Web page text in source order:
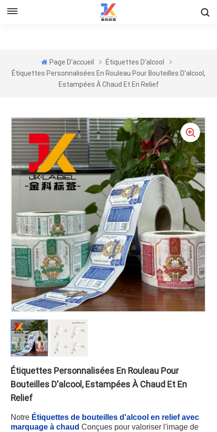
Page D'accueil
Étiquettes D'alcool
Étiquettes Personnalisées En Rouleau Pour Bouteilles D'alcool,
Estampées À Chaud Et En Relief
Étiquettes Personnalisées En Rouleau Pour
Bouteilles D'alcool, Estampées À Chaud Et En
Relief
Notre Étiquettes de bouteilles d'alcool en relief avec
marquage à chaud Conçues pour valoriser l'image de